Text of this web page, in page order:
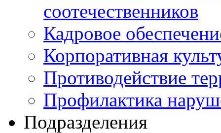
соотечественников
Кадровое
Корпоративная
Противодействие
Профилактика
Подразделения